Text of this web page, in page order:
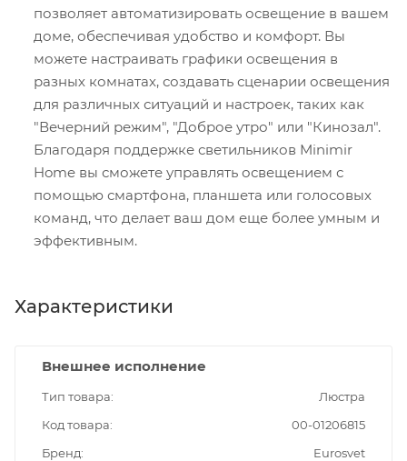
позволяет автоматизировать освещение в вашем
доме, обеспечивая удобство и комфорт. Вы
можете настраивать графики освещения в
разных комнатах, создавать сценарии освещения
для различных ситуаций и настроек, таких как
"Вечерний режим", "Доброе утро" или "Кинозал".
Благодаря поддержке светильников Minimir
Home вы сможете управлять освещением с
помощью смартфона, планшета или голосовых
команд, что делает ваш дом еще более умным и
эффективным.
Характеристики
Внешнее исполнение
Тип товара
Люстра
Код товара
00-01206815
Бренд
Eurosvet